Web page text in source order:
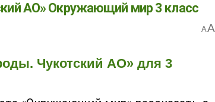
АО» Окружающий мир 3 класс
AA
Чукотский АО» для 3